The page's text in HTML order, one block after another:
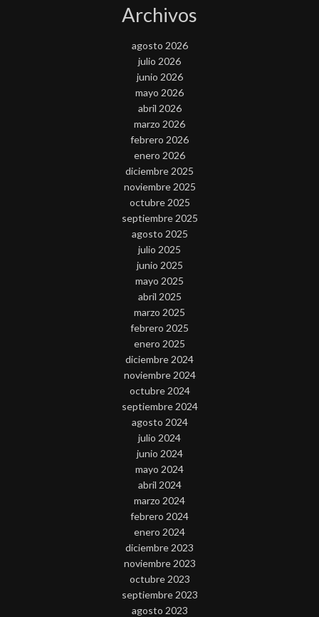
Archivos
agosto 2026
julio 2026
junio 2026
mayo 2026
abril 2026
marzo 2026
febrero 2026
enero 2026
diciembre 2025
noviembre 2025
octubre 2025
septiembre 2025
agosto 2025
julio 2025
junio 2025
mayo 2025
abril 2025
marzo 2025
febrero 2025
enero 2025
diciembre 2024
noviembre 2024
octubre 2024
septiembre 2024
agosto 2024
julio 2024
junio 2024
mayo 2024
abril 2024
marzo 2024
febrero 2024
enero 2024
diciembre 2023
noviembre 2023
octubre 2023
septiembre 2023
agosto 2023